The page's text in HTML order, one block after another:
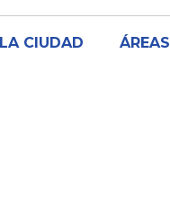
LA CIUDAD ÁREAS